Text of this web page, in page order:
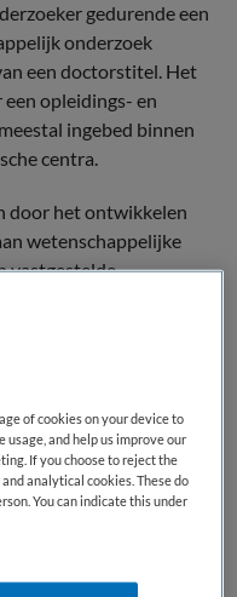
gedurende een
onderzoek
een doctorstitel. Het
opleidings- en
ingebed binnen
centra.
door het ontwikkelen
wetenschappelijke
vastgestelde
biomedisch of
en
neemt de PhD een
wetenschap en
ondersteunt
in de zorg.
inhoudelijke bijdrage
of cookies on your device to
and help us improve our
If you choose to reject the
analytical cookies. These do
You can indicate this under